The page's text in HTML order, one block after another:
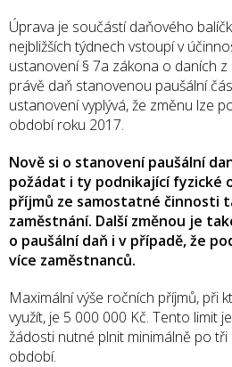
Úprava je součástí daňového
nejbližších týdnech vstoupí v
ustanovení § 7a zákona o daních
právě daň stanovenou paušální
ustanovení vyplývá, že změnu lze
období roku 2017.
Nově si o stanovení paušální
požádat i ty podnikající fyzické
příjmů ze samostatné činnosti
zaměstnání. Další změnou je
o paušální daň i v případě, že
více zaměstnanců.
Maximální výše ročních příjmů, při
využít, je 5 000 000 Kč. Tento limit
žádosti nutné plnit minimálně po
období.